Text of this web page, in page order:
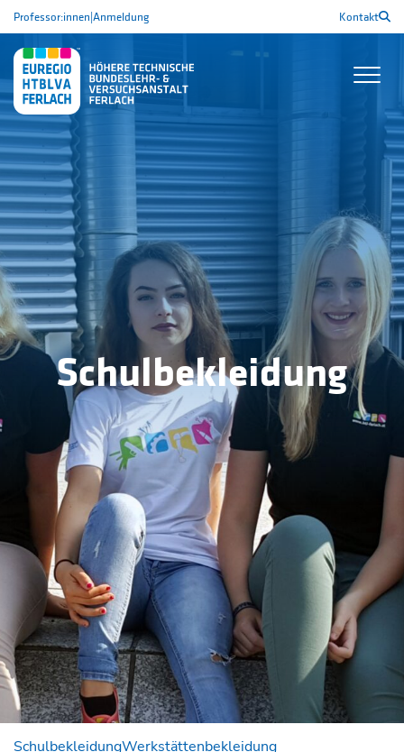
Professor:innen|Anmeldung Kontakt
Schulbekleidung
SchulbekleidungWerkstättenbekleidung